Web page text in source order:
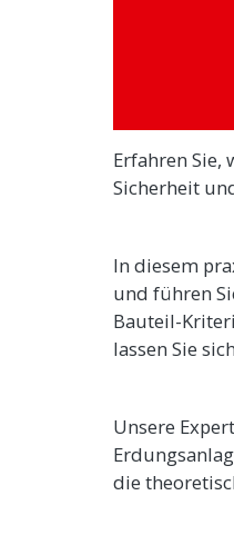
Erfahren Sie,
Sicherheit
In diesem
und führen
Bauteil-
lassen Sie
Unsere
die